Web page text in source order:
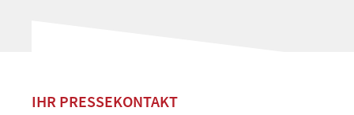
IHR PRESSEKONTAKT